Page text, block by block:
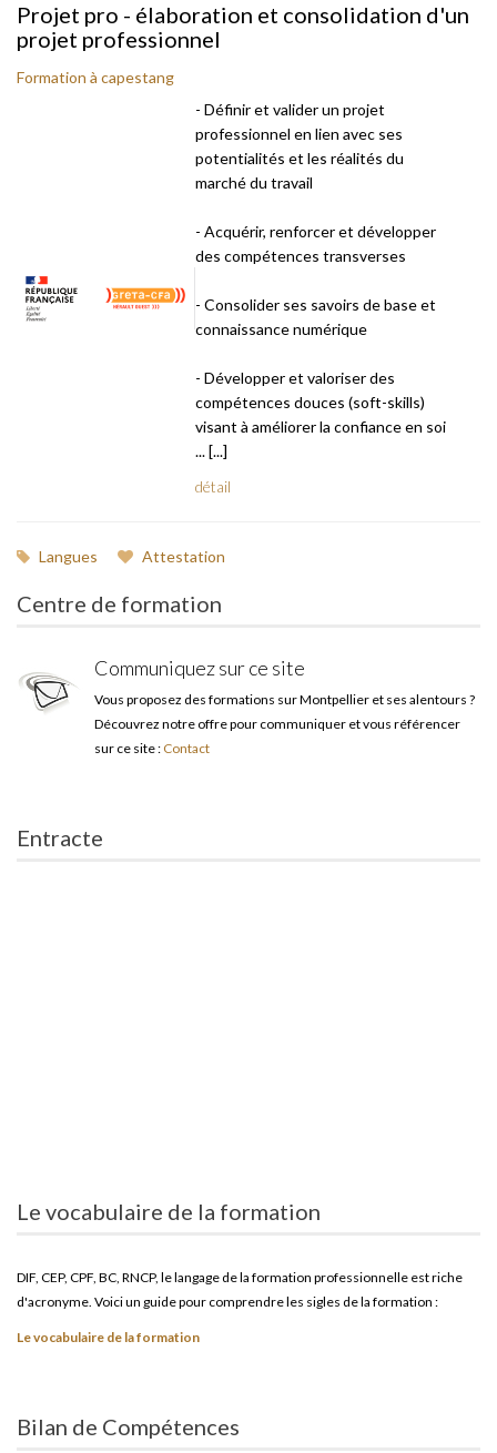
Projet pro - élaboration et consolidation d'un
projet professionnel
Formation à capestang
- Définir et valider un projet
professionnel en lien avec ses
potentialités et les réalités du
marché du travail
- Acquérir, renforcer et développer
des compétences transverses
- Consolider ses savoirs de base et
connaissance numérique
- Développer et valoriser des
compétences douces (soft-skills)
visant à améliorer la confiance en soi
... [...]
détail
Langues Attestation
Centre de formation
Communiquez sur ce site
Vous proposez des formations sur Montpellier et ses alentours ?
Découvrez notre offre pour communiquer et vous référencer
sur ce site : Contact
Entracte
Le vocabulaire de la formation
DIF, CEP, CPF, BC, RNCP, le langage de la formation professionnelle est riche
d'acronyme. Voici un guide pour comprendre les sigles de la formation :
Le vocabulaire de la formation
Bilan de Compétences